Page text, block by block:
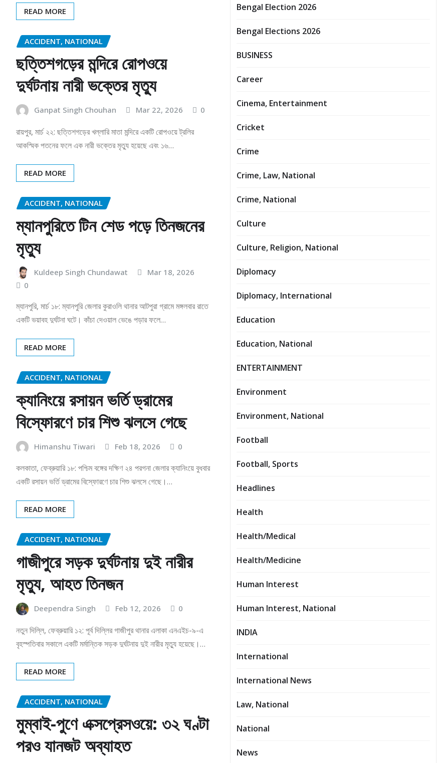
READ MORE
ACCIDENT, NATIONAL
ছত্তিশগড়ের মন্দিরে রোপওয়ে
দুর্ঘটনায় নারী ভক্তের মৃত্যু
Ganpat Singh Chouhan Mar 22, 2026 0
রায়পুর, মার্চ ২২: ছত্তিশগড়ের খল্লারি মাতা মন্দিরে একটি রোপওয়ে ট্রলির
আকস্মিক পতনের ফলে এক নারী ভক্তের মৃত্যু হয়েছে এবং ১৬…
READ MORE
ACCIDENT, NATIONAL
ম্যানপুরিতে টিন শেড পড়ে তিনজনের
মৃত্যু
Kuldeep Singh Chundawat
Mar 18, 2026
0
ম্যানপুরি, মার্চ ১৮: ম্যানপুরি জেলার কুরাওলি থানার আটপুরা গ্রামে মঙ্গলবার রাতে
একটি ভয়াবহ দুর্ঘটনা ঘটে। কাঁচা দেওয়াল ভেঙে পড়ার ফলে…
READ MORE
ACCIDENT, NATIONAL
ক্যানিংয়ে রসায়ন ভর্তি ড্রামের
বিস্ফোরণে চার শিশু ঝলসে গেছে
Himanshu Tiwari Feb 18, 2026 0
কলকাতা, ফেব্রুয়ারি ১৮: পশ্চিম বঙ্গের দক্ষিণ ২৪ পরগনা জেলার ক্যানিংয়ে বুধবার
একটি রসায়ন ভর্তি ড্রামের বিস্ফোরণে চার শিশু ঝলসে গেছে।…
READ MORE
ACCIDENT, NATIONAL
গাজীপুরে সড়ক দুর্ঘটনায় দুই নারীর
মৃত্যু, আহত তিনজন
Deependra Singh Feb 12, 2026 0
নতুন দিল্লি, ফেব্রুয়ারি ১২: পূর্ব দিল্লির গাজীপুর থানার এলাকা এনএইচ-৯-এ
বৃহস্পতিবার সকালে একটি মর্মান্তিক সড়ক দুর্ঘটনায় দুই নারীর মৃত্যু হয়েছে।…
READ MORE
ACCIDENT, NATIONAL
মুম্বাই-পুণে এক্সপ্রেসওয়ে: ৩২ ঘণ্টা
পরও যানজট অব্যাহত
Bengal Election 2026
Bengal Elections 2026
BUSINESS
Career
Cinema, Entertainment
Cricket
Crime
Crime, Law, National
Crime, National
Culture
Culture, Religion, National
Diplomacy
Diplomacy, International
Education
Education, National
ENTERTAINMENT
Environment
Environment, National
Football
Football, Sports
Headlines
Health
Health/Medical
Health/Medicine
Human Interest
Human Interest, National
INDIA
International
International News
Law, National
National
News